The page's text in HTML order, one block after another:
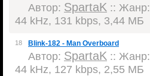
Автор: SpartaK :: Жанр:
44 kHz, 131 kbps, 3,44 МБ
18 Blink-182 - Man Overboard
Автор: SpartaK :: Жанр:
44 kHz, 127 kbps, 2,55 МБ